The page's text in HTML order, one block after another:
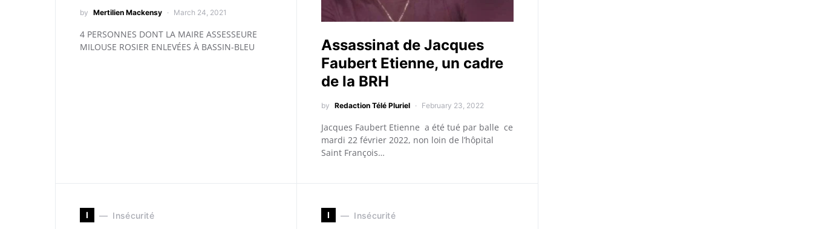
by Mertilien Mackensy March 24, 2021
4 PERSONNES DONT LA MAIRE ASSESSEURE
MILOUSE ROSIER ENLEVÉES À BASSIN-BLEU
Assassinat de Jacques
Faubert Etienne, un cadre
de la BRH
by Redaction Télé Pluriel February 23, 2022
Jacques Faubert Etienne a été tué par balle ce
mardi 22 février 2022, non loin de l’hôpital
Saint François…
I Insécurité I Insécurité